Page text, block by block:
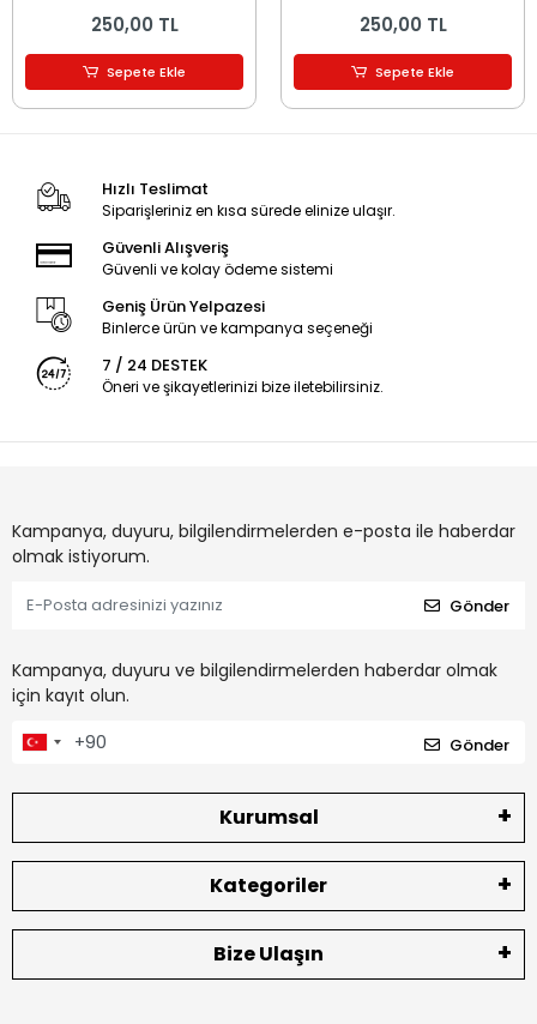
250,00 TL
Sepete Ekle
250,00 TL
Sepete Ekle
Hızlı Teslimat
Siparişleriniz en kısa sürede elinize ulaşır.
Güvenli Alışveriş
Güvenli ve kolay ödeme sistemi
Geniş Ürün Yelpazesi
Binlerce ürün ve kampanya seçeneği
7 / 24 DESTEK
Öneri ve şikayetlerinizi bize iletebilirsiniz.
Kampanya, duyuru, bilgilendirmelerden e-posta ile haberdar
olmak istiyorum.
Gönder
Kampanya, duyuru ve bilgilendirmelerden haberdar olmak
için kayıt olun.
Gönder
Kurumsal
Kategoriler
Bize Ulaşın